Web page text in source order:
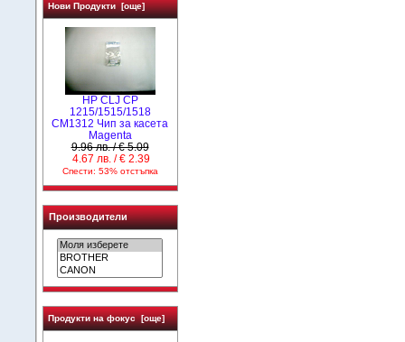
Нови Продукти [още]
HP CLJ CP
1215/1515/1518
CM1312 Чип за касета
Magenta
9.96 лв. / € 5.09
4.67 лв. / € 2.39
Спести: 53% отстъпка
Производители
Продукти на фокус [още]